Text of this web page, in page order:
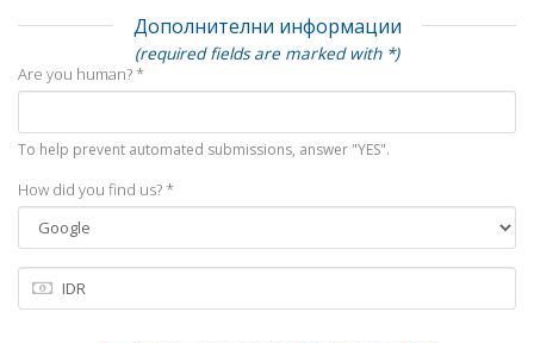
Дополнителни информации
(required fields are marked with *)
Are you human? *
To help prevent automated submissions, answer "YES".
How did you find us? *